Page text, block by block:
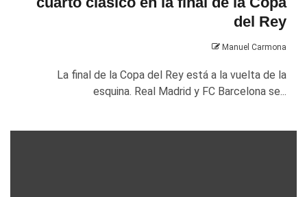
del Rey
Manuel Carmona
La final de la Copa del Rey está a la vuelta de la
esquina. Real Madrid y FC Barcelona se...